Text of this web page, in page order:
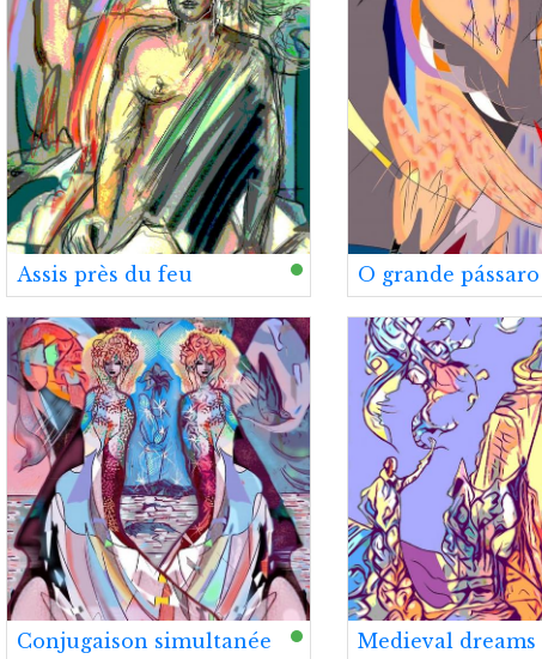
Assis près du feu O grande pássaro
Conjugaison simultanée Medieval dreams